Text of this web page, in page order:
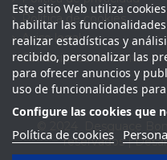
Política de cookies
Aviso legal
Condiciones de venta
Este sitio Web utiliza
habilitar las
realizar estadísticas y
recibido, personalizar las
para ofrecer anuncios y
uso de funcionalidades
Configure las cookies que
Política de cookies
reservados |